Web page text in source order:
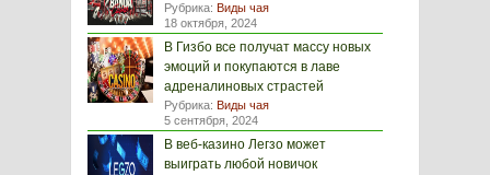
Рубрика: Виды чая
18 октября, 2024
В Гизбо все получат массу новых
эмоций и покупаются в лаве
адреналиновых страстей
Рубрика: Виды чая
5 сентября, 2024
В веб-казино Легзо может
выиграть любой новичок